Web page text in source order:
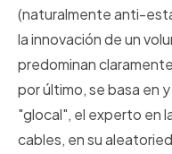
(naturalmente anti-
la innovación de un
predominan
por último, se basa en
"glocal", el experto en
cables, en su